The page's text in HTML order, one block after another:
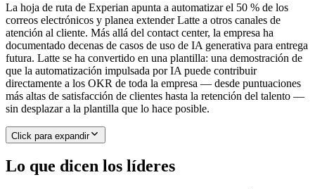
La hoja de ruta de Experian apunta a automatizar el 50 % de los
correos electrónicos y planea extender Latte a otros canales de
atención al cliente. Más allá del contact center, la empresa ha
documentado decenas de casos de uso de IA generativa para entrega
futura. Latte se ha convertido en una plantilla: una demostración de
que la automatización impulsada por IA puede contribuir
directamente a los OKR de toda la empresa — desde puntuaciones
más altas de satisfacción de clientes hasta la retención del talento —
sin desplazar a la plantilla que lo hace posible.
Click para expandir
Lo que dicen los líderes